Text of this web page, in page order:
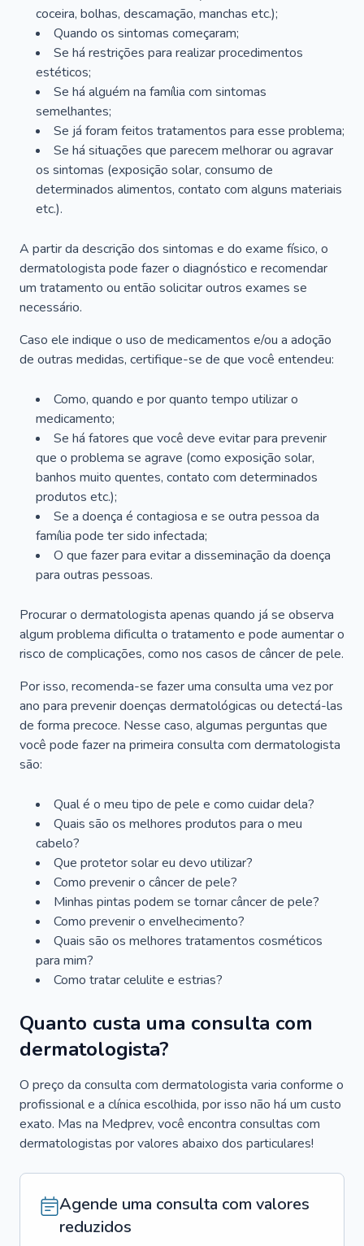
coceira, bolhas, descamação, manchas etc.);
Quando os sintomas começaram;
Se há restrições para realizar procedimentos
estéticos;
Se há alguém na família com sintomas
semelhantes;
Se já foram feitos tratamentos para esse problema;
Se há situações que parecem melhorar ou agravar
os sintomas (exposição solar, consumo de
determinados alimentos, contato com alguns materiais
etc.).
A partir da descrição dos sintomas e do exame físico, o
dermatologista pode fazer o diagnóstico e recomendar
um tratamento ou então solicitar outros exames se
necessário.
Caso ele indique o uso de medicamentos e/ou a adoção
de outras medidas, certifique-se de que você entendeu:
Como, quando e por quanto tempo utilizar o
medicamento;
Se há fatores que você deve evitar para prevenir
que o problema se agrave (como exposição solar,
banhos muito quentes, contato com determinados
produtos etc.);
Se a doença é contagiosa e se outra pessoa da
família pode ter sido infectada;
O que fazer para evitar a disseminação da doença
para outras pessoas.
Procurar o dermatologista apenas quando já se observa
algum problema dificulta o tratamento e pode aumentar o
risco de complicações, como nos casos de câncer de pele.
Por isso, recomenda-se fazer uma consulta uma vez por
ano para prevenir doenças dermatológicas ou detectá-las
de forma precoce. Nesse caso, algumas perguntas que
você pode fazer na primeira consulta com dermatologista
são:
Qual é o meu tipo de pele e como cuidar dela?
Quais são os melhores produtos para o meu
cabelo?
Que protetor solar eu devo utilizar?
Como prevenir o câncer de pele?
Minhas pintas podem se tornar câncer de pele?
Como prevenir o envelhecimento?
Quais são os melhores tratamentos cosméticos
para mim?
Como tratar celulite e estrias?
Quanto custa uma consulta com
dermatologista?
O preço da consulta com dermatologista varia conforme o
profissional e a clínica escolhida, por isso não há um custo
exato. Mas na Medprev, você encontra consultas com
dermatologistas por valores abaixo dos particulares!
Agende uma consulta com valores
reduzidos